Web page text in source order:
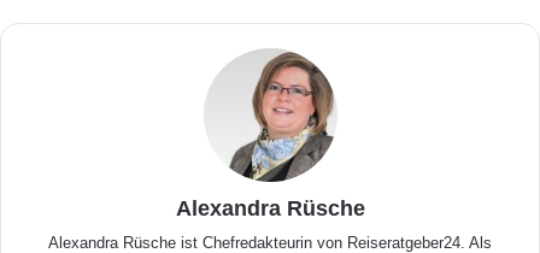
Alexandra Rüsche
Alexandra Rüsche ist Chefredakteurin von Reiseratgeber24. Als